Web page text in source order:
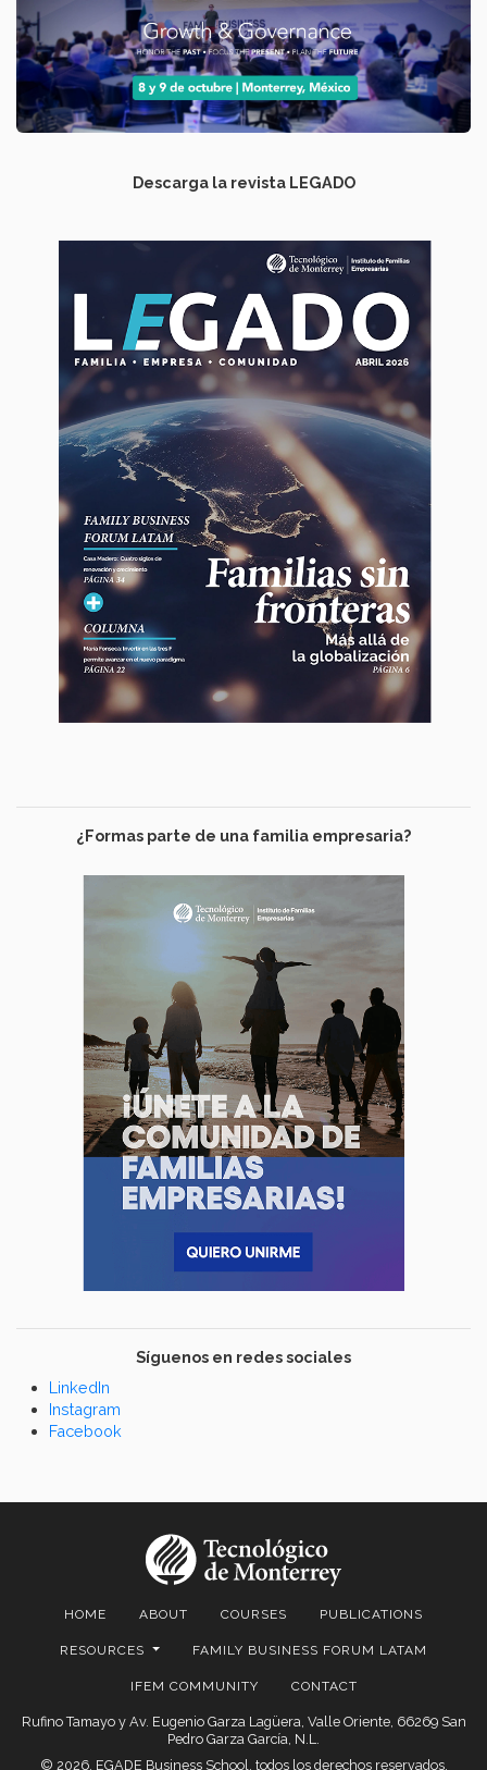
Descarga la revista LEGADO
¿Formas parte de una familia empresaria?
Síguenos en redes sociales
LinkedIn
Instagram
Facebook
HOME ABOUT COURSES PUBLICATIONS
RESOURCES FAMILY BUSINESS FORUM LATAM
IFEM COMMUNITY CONTACT
Rufino Tamayo y Av. Eugenio Garza Lagüera, Valle Oriente, 66269 San
Pedro Garza García, N.L.
© 2026. EGADE Business School, todos los derechos reservados.